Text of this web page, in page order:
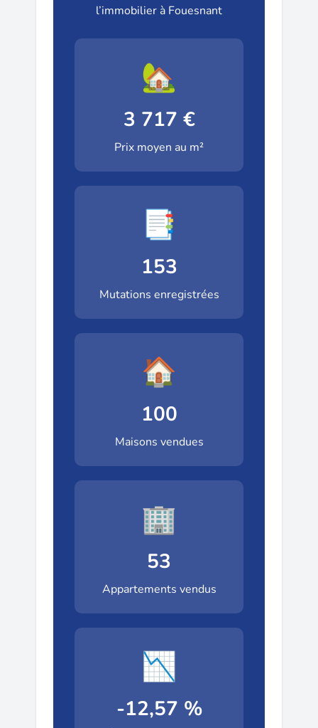
l’immobilier à Fouesnant
🏡
3 717 €
Prix moyen au m²
📑
153
Mutations enregistrées
🏠
100
Maisons vendues
🏢
53
Appartements vendus
📉
-12,57 %